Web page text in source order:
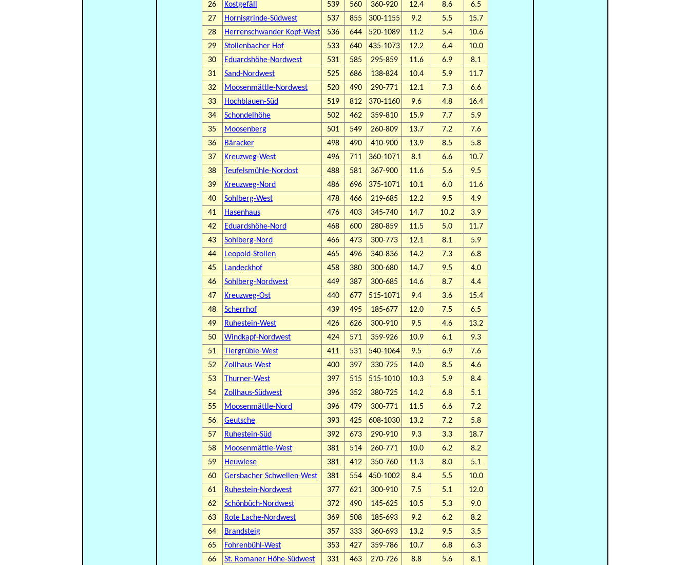
26
Kostgefäll 539 560 360-920 12.4 8.6
6.5
27
Hornisgrinde-Südwest 537 855 300-1155 9.2 5.5
15.7
28
Herrenschwander Kopf-West 536 644 520-1089 11.2 5.4
10.6
29
Stollenbacher Hof 533 640 435-1073 12.2 6.4
10.0
30
Eduardshöhe-Nordwest 531 585 295-859 11.6 6.9
8.1
31
Sand-Nordwest 525 686 138-824 10.4 5.9
11.7
32
Moosenmättle-Nordwest 520 490 290-771 12.1 7.3
6.6
33
Hochblauen-Süd 519 812 370-1160 9.6 4.8
16.4
34
Schondelhöhe 502 462 359-810 15.9 7.7
5.9
35
Moosenberg 501 549 260-809 13.7 7.2
7.6
36
Bäracker 498 490 410-900 13.9 8.5
5.8
37
Kreuzweg-West 496 711 360-1071 8.1 6.6
10.7
38
Teufelsmühle-Nordost 488 581 367-900 11.6 5.6
9.5
39
Kreuzweg-Nord 486 696 375-1071 10.1 6.0
11.6
40
Sohlberg-West 478 466 219-685 12.2 9.5
4.9
41
Hasenhaus 476 403 345-740 14.7 10.2
3.9
42
Eduardshöhe-Nord 468 600 280-859 11.5 5.0
11.7
43
Sohlberg-Nord 466 473 300-773 12.1 8.1
5.9
44
Leopold-Stollen 465 496 340-836 14.2 7.3
6.8
45
Landeckhof 458 380 300-680 14.7 9.5
4.0
46
Sohlberg-Nordwest 449 387 300-685 14.6 8.7
4.4
47
Kreuzweg-Ost 440 677 515-1071 9.4 3.6
15.4
48
Scherrhof 439 495 185-677 12.0 7.5
6.5
49
Ruhestein-West 426 626 300-910 9.5 4.6
13.2
50
Windkapf-Nordwest 424 571 359-926 10.9 6.1
9.3
51
Tiergrüble-West 411 531 540-1064 9.5 6.9
7.6
52
Zollhaus-West 400 397 330-725 14.0 8.5
4.6
53
Thurner-West 397 515 515-1010 10.3 5.9
8.4
54
Zollhaus-Südwest 396 352 380-725 14.2 6.8
5.1
55
Moosenmättle-Nord 396 479 300-771 11.5 6.6
7.2
56
Geutsche 393 425 608-1030 13.2 7.2
5.8
57
Ruhestein-Süd 392 673 290-910 9.3 3.3
18.7
58
Moosenmättle-West 381 514 260-771 10.0 6.2
8.2
59
Heuwiese 381 412 350-760 11.3 8.0
5.1
60
Gersbacher Schwellen-West 381 554 450-1002 8.4 5.5
10.0
61
Ruhestein-Nordwest 377 621 300-910 7.5 5.1
12.0
62
Schönbüch-Nordwest 372 490 145-625 10.5 5.3
9.0
63
Rote Lache-Nordwest 369 508 185-693 9.2 6.2
8.2
64
Brandsteig 357 333 360-693 13.2 9.5
3.5
65
Fohrenbühl-West 353 427 359-786 10.7 6.8
6.3
66
St. Romaner Höhe-Südwest 331 463 270-726 8.8 5.6 8.1